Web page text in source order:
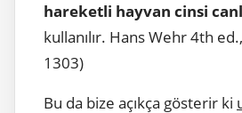
hareketli hayvan cinsi
kullanılır. Hans Wehr 4th
1303)
Bu da bize açıkça gösterir ki